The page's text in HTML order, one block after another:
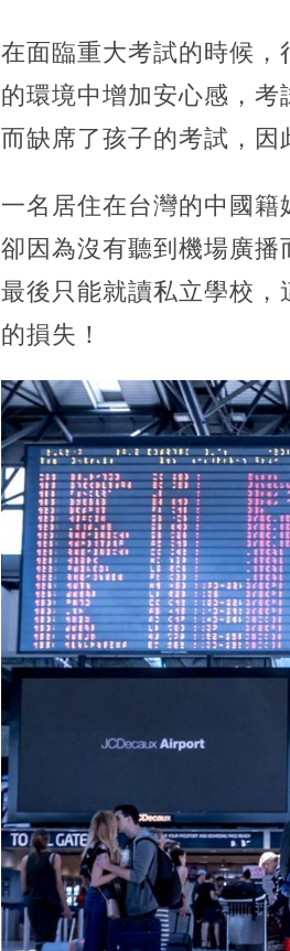
在面臨重大考試的時候
的環境中增加安心感，
而缺席了孩子的考試， 因
一名居住在台灣的中國
卻因為沒有聽到機場廣播
最後只能就讀私立學校
的損失！